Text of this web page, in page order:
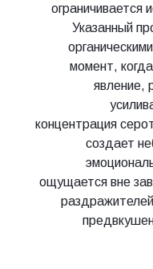
ограничивается
Указанный
момент,
явление,
концентрация
создает
ощущается вне